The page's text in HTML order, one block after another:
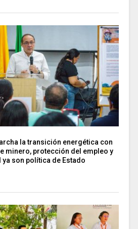
la transición energética con
minero, protección del empleo y
son política de Estado